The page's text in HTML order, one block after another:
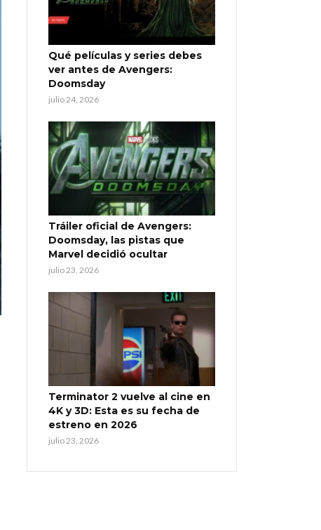
Qué películas y series debes
ver antes de Avengers:
Doomsday
julio 24, 2026
Tráiler oficial de Avengers:
Doomsday, las pistas que
Marvel decidió ocultar
julio 23, 2026
Terminator 2 vuelve al cine en
4K y 3D: Esta es su fecha de
estreno en 2026
julio 23, 2026